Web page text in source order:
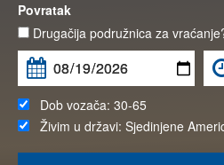
Povratak
Drugačija podružnica za
Dob vozača: 30-65
Živim u državi: Sjedinjene